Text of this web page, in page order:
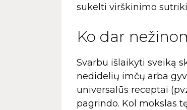
sukelti virškinimo
Ko dar
Svarbu išlaikyti sveiką
nedidelių imčų arba
universalūs receptai
pagrindo. Kol mokslas